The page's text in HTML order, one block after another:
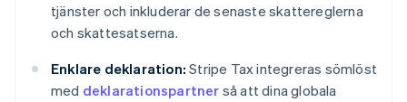
tjänster och inkluderar de senaste skattereglerna
och skattesatserna.
Enklare deklaration: Stripe Tax integreras sömlöst
med deklarationspartner så att dina globala